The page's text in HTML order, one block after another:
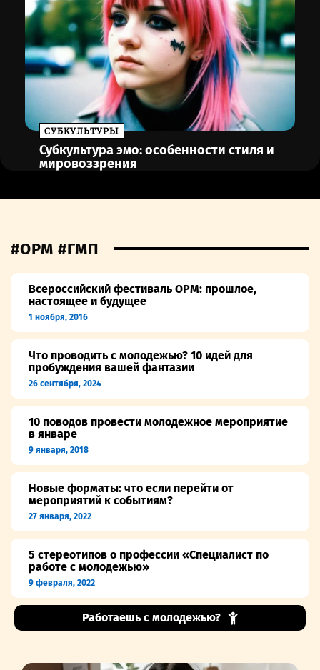
CУБКУЛЬТУРЫ
Субкультура эмо: особенности стиля и
мировоззрения
#ОРМ #ГМП
Всероссийский фестиваль ОРМ: прошлое,
настоящее и будущее
1 ноября, 2016
Что проводить с молодежью? 10 идей для
пробуждения вашей фантазии
26 сентября, 2024
10 поводов провести молодежное мероприятие
в январе
9 января, 2018
Новые форматы: что если перейти от
мероприятий к событиям?
27 января, 2022
5 стереотипов о профессии «Специалист по
работе с молодежью»
9 февраля, 2022
Работаешь с молодежью?